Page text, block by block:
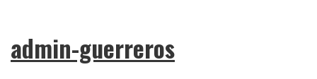
admin-guerreros